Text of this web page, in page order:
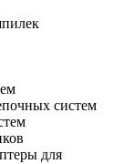
систем
для